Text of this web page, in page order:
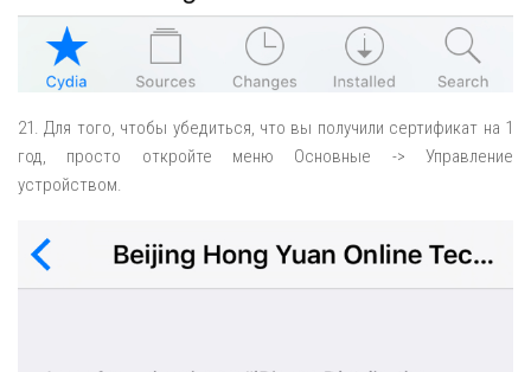
21. Для того, чтобы убедиться, что вы получили сертификат на 1
год, просто откройте меню Основные -> Управление
устройством.